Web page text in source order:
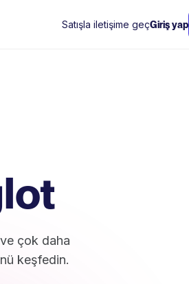
Satışla iletişime geçGiriş yap
çok daha
keşfedin.